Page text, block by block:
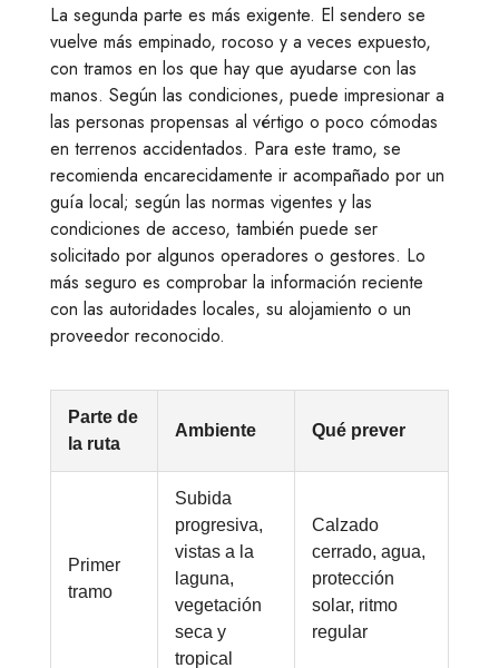
La segunda parte es más exigente. El sendero se
vuelve más empinado, rocoso y a veces expuesto,
con tramos en los que hay que ayudarse con las
manos. Según las condiciones, puede impresionar a
las personas propensas al vértigo o poco cómodas
en terrenos accidentados. Para este tramo, se
recomienda encarecidamente ir acompañado por un
guía local; según las normas vigentes y las
condiciones de acceso, también puede ser
solicitado por algunos operadores o gestores. Lo
más seguro es comprobar la información reciente
con las autoridades locales, su alojamiento o un
proveedor reconocido.
Parte de
la ruta
Ambiente Qué prever
Primer
tramo
Subida
progresiva,
vistas a la
laguna,
vegetación
seca y
tropical
Calzado
cerrado, agua,
protección
solar, ritmo
regular